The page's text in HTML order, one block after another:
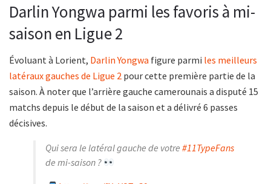
Darlin Yongwa parmi les favoris à mi-
saison en Ligue 2
Évoluant à Lorient, Darlin Yongwa figure parmi les meilleurs
latéraux gauches de Ligue 2 pour cette première partie de la
saison. À noter que l’arrière gauche camerounais a disputé 15
matchs depuis le début de la saison et a délivré 6 passes
décisives.
Qui sera le latéral gauche de votre #11TypeFans
de mi-saison ?